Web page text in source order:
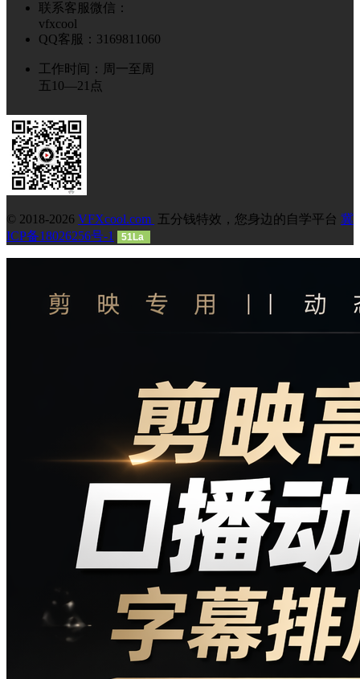
联系客服微信：
vfxcool
QQ客服：3169811060
工作时间：周一至周
五10—21点
© 2018-2026 VFXcool.com 五分钱特效，您身边的自学平台 冀
ICP备18026256号-1
51La